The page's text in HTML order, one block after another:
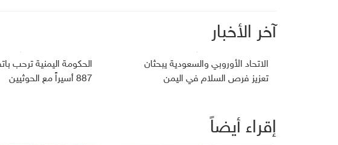
آخر الأخبار
الاتحاد الأوروبي والسعودية يبحثان
تعزيز فرص السلام في اليمن
الحكومة اليمنية ترحب
887 أسيراً مع الحوثيين
إقراء أيضاً